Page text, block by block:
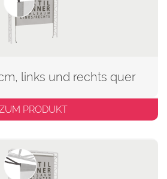
links und rechts quer
PRODUKT